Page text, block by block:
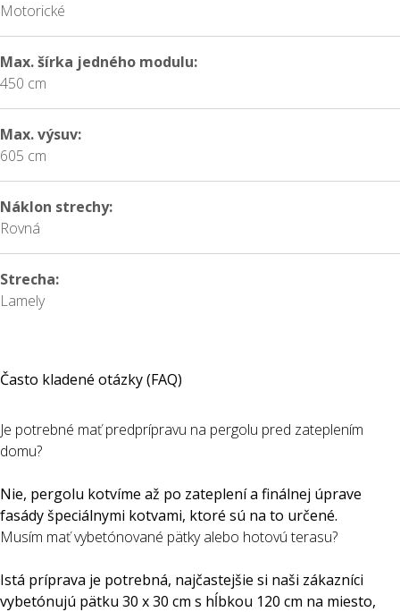
Motorické
Max. šírka jedného modulu:
450 cm
Max. výsuv:
605 cm
Náklon strechy:
Rovná
Strecha:
Lamely
Často kladené otázky (FAQ)
Je potrebné mať predprípravu na pergolu pred zateplením
domu?
Nie, pergolu kotvíme až po zateplení a finálnej úprave
fasády špeciálnymi kotvami, ktoré sú na to určené.
Musím mať vybetónované pätky alebo hotovú terasu?
Istá príprava je potrebná, najčastejšie si naši zákazníci
vybetónujú pätku 30 x 30 cm s hĺbkou 120 cm na miesto,